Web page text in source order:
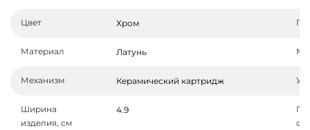
Цвет Хром
Материал Латунь
Механизм Керамический картридж
Ширина
изделия, см
4.9
см